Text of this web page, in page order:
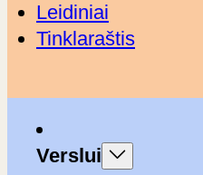
Leidiniai
Tinklaraštis
Verslui